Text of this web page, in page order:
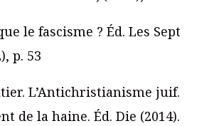
le fascisme ? Éd. Les Sept
p. 53
L’Antichristianisme juif.
de la haine. Éd. Die (2014).